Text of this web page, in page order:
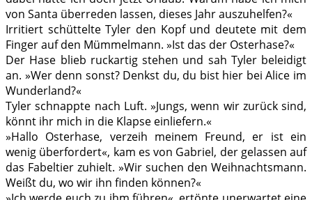
von Santa überreden lassen, dieses Jahr auszuhelfen?«
Irritiert schüttelte Tyler den Kopf und deutete mit dem
Finger auf den Mümmelmann. »Ist das der Osterhase?«
Der Hase blieb ruckartig stehen und sah Tyler beleidigt
an. »Wer denn sonst? Denkst du, du bist hier bei Alice im
Wunderland?«
Tyler schnappte nach Luft. »Jungs, wenn wir zurück sind,
könnt ihr mich in die Klapse einliefern.«
»Hallo Osterhase, verzeih meinem Freund, er ist ein
wenig überfordert«, kam es von Gabriel, der gelassen auf
das Fabeltier zuhielt. »Wir suchen den Weihnachtsmann.
Weißt du, wo wir ihn finden können?«